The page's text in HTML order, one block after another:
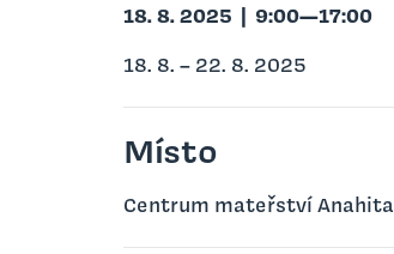
18. 8. 2025 | 9:00—17:00
18. 8. – 22. 8. 2025
Místo
Centrum mateřství Anahita